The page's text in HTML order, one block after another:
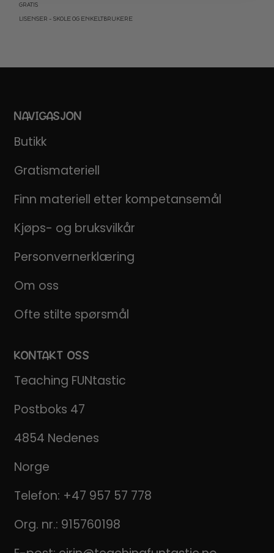
GRATIS
LISENSER – SKOLE OG ENKELTBRUKERE
NAVIGASJON
Butikk
Gratismateriell
Finn materiell etter kompetansemål
Kjøps- og bruksvilkår
Personvernerklæring
Om oss
Ofte stilte spørsmål
KONTAKT OSS
Teaching FUNtastic
Postboks 47
4854 Nedenes
Norge
Telefon: +47 957 57 778
Org. nr.: 915760198